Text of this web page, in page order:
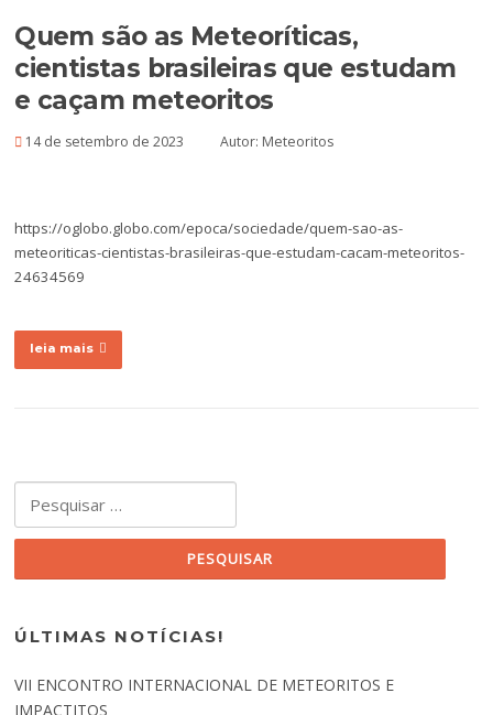
Quem são as Meteoríticas,
cientistas brasileiras que estudam
e caçam meteoritos
14 de setembro de 2023 Autor: Meteoritos
https://oglobo.globo.com/epoca/sociedade/quem-sao-as-
meteoriticas-cientistas-brasileiras-que-estudam-cacam-meteoritos-
24634569
leia mais
ÚLTIMAS NOTÍCIAS!
VII ENCONTRO INTERNACIONAL DE METEORITOS E
IMPACTITOS